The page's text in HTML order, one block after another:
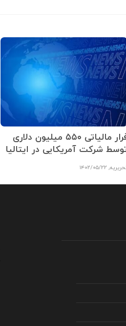
فرار مالیاتی ۵۵۰ میلیون دلاری
شرکت آمریکایی در ایتالیا
, ۱۴۰۲/۰۵/۲۲